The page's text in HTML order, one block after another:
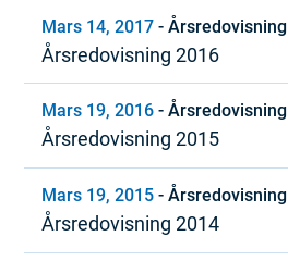
Mars 14, 2017 -Årsredovisning
Årsredovisning 2016
Mars 19, 2016 -Årsredovisning
Årsredovisning 2015
Mars 19, 2015 -Årsredovisning
Årsredovisning 2014